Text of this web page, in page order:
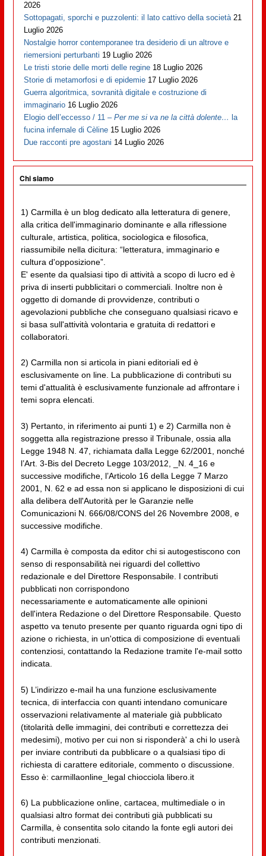
2026
Sottopagati, sporchi e puzzolenti: il lato cattivo della società 21
Luglio 2026
Nostalgie horror contemporanee tra desiderio di un altrove e
riemersioni perturbanti 19 Luglio 2026
Le tristi storie delle morti delle regine 18 Luglio 2026
Storie di metamorfosi e di epidemie 17 Luglio 2026
Guerra algoritmica, sovranità digitale e costruzione di
immaginario 16 Luglio 2026
Elogio dell’eccesso / 11 –Per me si va ne la città dolente… la
fucina infernale di Cèline 15 Luglio 2026
Due racconti pre agostani 14 Luglio 2026
Chi siamo
1) Carmilla è un blog dedicato alla letteratura di genere,
alla critica dell'immaginario dominante e alla riflessione
culturale, artistica, politica, sociologica e filosofica,
riassumibile nella dicitura: “letteratura, immaginario e
cultura d'opposizione”.
E' esente da qualsiasi tipo di attività a scopo di lucro ed è
priva di inserti pubblicitari o commerciali. Inoltre non è
oggetto di domande di provvidenze, contributi o
agevolazioni pubbliche che conseguano qualsiasi ricavo e
si basa sull'attività volontaria e gratuita di redattori e
collaboratori.
2) Carmilla non si articola in piani editoriali ed è
esclusivamente on line. La pubblicazione di contributi su
temi d'attualità è esclusivamente funzionale ad affrontare i
temi sopra elencati.
3) Pertanto, in riferimento ai punti 1) e 2) Carmilla non è
soggetta alla registrazione presso il Tribunale, ossia alla
Legge 1948 N. 47, richiamata dalla Legge 62/2001, nonché
l’Art. 3-Bis del Decreto Legge 103/2012, _N. 4_16 e
successive modifiche, l’Articolo 16 della Legge 7 Marzo
2001, N. 62 e ad essa non si applicano le disposizioni di cui
alla delibera dell'Autorità per le Garanzie nelle
Comunicazioni N. 666/08/CONS del 26 Novembre 2008, e
successive modifiche.
4) Carmilla è composta da editor chi si autogestiscono con
senso di responsabilità nei riguardi del collettivo
redazionale e del Direttore Responsabile. I contributi
pubblicati non corrispondono
necessariamente e automaticamente alle opinioni
dell'intera Redazione o del Direttore Responsabile. Questo
aspetto va tenuto presente per quanto riguarda ogni tipo di
azione o richiesta, in un'ottica di composizione di eventuali
contenziosi, contattando la Redazione tramite l'e-mail sotto
indicata.
5) L’indirizzo e-mail ha una funzione esclusivamente
tecnica, di interfaccia con quanti intendano comunicare
osservazioni relativamente al materiale già pubblicato
(titolarità delle immagini, dei contributi e correttezza dei
medesimi), motivo per cui non si risponderà' a chi lo userà
per inviare contributi da pubblicare o a qualsiasi tipo di
richiesta di carattere editoriale, commento o discussione.
Esso è: carmillaonline_legal chiocciola libero.it
6) La pubblicazione online, cartacea, multimediale o in
qualsiasi altro format dei contributi già pubblicati su
Carmilla, è consentita solo citando la fonte egli autori dei
contributi menzionati.